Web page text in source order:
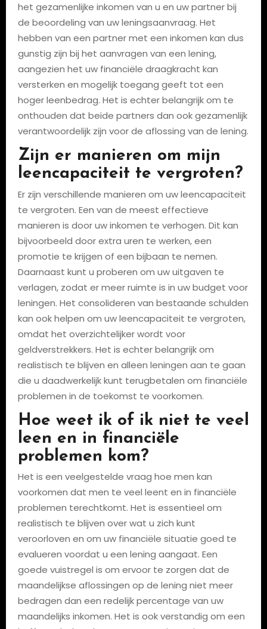
het gezamenlijke inkomen van u en uw partner bij
de beoordeling van uw leningsaanvraag. Het
hebben van een partner met een inkomen kan dus
gunstig zijn bij het aanvragen van een lening,
aangezien het uw financiële draagkracht kan
versterken en mogelijk toegang geeft tot een
hoger leenbedrag. Het is echter belangrijk om te
onthouden dat beide partners dan ook gezamenlijk
verantwoordelijk zijn voor de aflossing van de lening.
Zijn er manieren om mijn
leencapaciteit te vergroten?
Er zijn verschillende manieren om uw leencapaciteit
te vergroten. Een van de meest effectieve
manieren is door uw inkomen te verhogen. Dit kan
bijvoorbeeld door extra uren te werken, een
promotie te krijgen of een bijbaan te nemen.
Daarnaast kunt u proberen om uw uitgaven te
verlagen, zodat er meer ruimte is in uw budget voor
leningen. Het consolideren van bestaande schulden
kan ook helpen om uw leencapaciteit te vergroten,
omdat het overzichtelijker wordt voor
geldverstrekkers. Het is echter belangrijk om
realistisch te blijven en alleen leningen aan te gaan
die u daadwerkelijk kunt terugbetalen om financiële
problemen in de toekomst te voorkomen.
Hoe weet ik of ik niet te veel
leen en in financiële
problemen kom?
Het is een veelgestelde vraag hoe men kan
voorkomen dat men te veel leent en in financiële
problemen terechtkomt. Het is essentieel om
realistisch te blijven over wat u zich kunt
veroorloven en om uw financiële situatie goed te
evalueren voordat u een lening aangaat. Een
goede vuistregel is om ervoor te zorgen dat de
maandelijkse aflossingen op de lening niet meer
bedragen dan een redelijk percentage van uw
maandelijks inkomen. Het is ook verstandig om een